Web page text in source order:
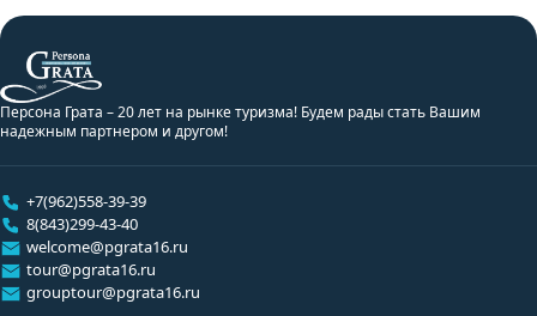
Персона Грата – 20 лет на рынке туризма! Будем рады стать Вашим
надежным партнером и другом!
+7(962)558-39-39
8(843)299-43-40
welcome@pgrata16.ru
tour@pgrata16.ru
grouptour@pgrata16.ru